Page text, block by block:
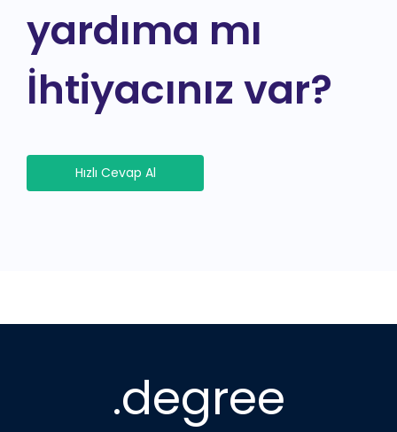
yardıma mı
İhtiyacınız var?
Hızlı Cevap Al
.degree